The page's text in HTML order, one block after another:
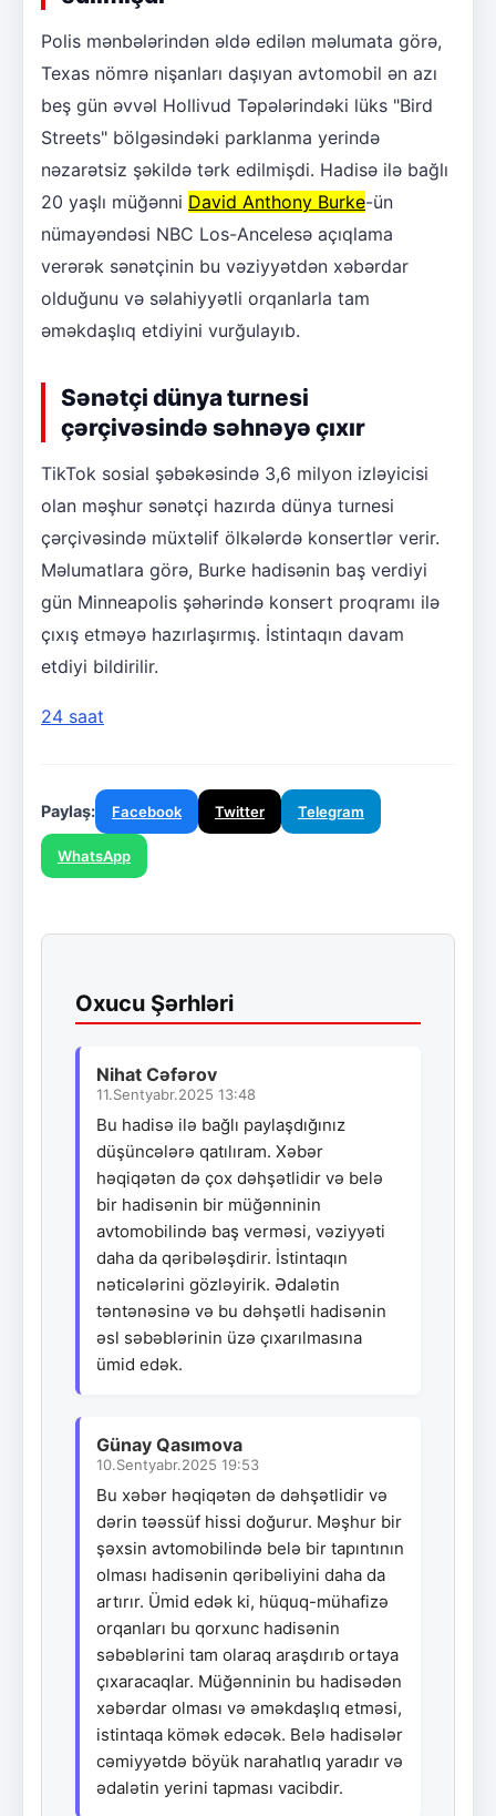
Polis mənbələrindən əldə edilən məlumata görə,
Texas nömrə nişanları daşıyan avtomobil ən azı
beş gün əvvəl Hollivud Təpələrindəki lüks "Bird
Streets" bölgəsindəki parklanma yerində
nəzarətsiz şəkildə tərk edilmişdi. Hadisə ilə bağlı
20 yaşlı müğənni David Anthony Burke-ün
nümayəndəsi NBC Los-Ancelesə açıqlama
verərək sənətçinin bu vəziyyətdən xəbərdar
olduğunu və səlahiyyətli orqanlarla tam
əməkdaşlıq etdiyini vurğulayıb.
Sənətçi dünya turnesi
çərçivəsində səhnəyə çıxır
TikTok sosial şəbəkəsində 3,6 milyon izləyicisi
olan məşhur sənətçi hazırda dünya turnesi
çərçivəsində müxtəlif ölkələrdə konsertlər verir.
Məlumatlara görə, Burke hadisənin baş verdiyi
gün Minneapolis şəhərində konsert proqramı ilə
çıxış etməyə hazırlaşırmış. İstintaqın davam
etdiyi bildirilir.
24 saat
Paylaş: Facebook Twitter Telegram
WhatsApp
Oxucu Şərhləri
Nihat Cəfərov
11.Sentyabr.2025 13:48
Bu hadisə ilə bağlı paylaşdığınız
düşüncələrə qatılıram. Xəbər
həqiqətən də çox dəhşətlidir və belə
bir hadisənin bir müğənninin
avtomobilində baş verməsi, vəziyyəti
daha da qəribələşdirir. İstintaqın
nəticələrini gözləyirik. Ədalətin
təntənəsinə və bu dəhşətli hadisənin
əsl səbəblərinin üzə çıxarılmasına
ümid edək.
Günay Qasımova
10.Sentyabr.2025 19:53
Bu xəbər həqiqətən də dəhşətlidir və
dərin təəssüf hissi doğurur. Məşhur bir
şəxsin avtomobilində belə bir tapıntının
olması hadisənin qəribəliyini daha da
artırır. Ümid edək ki, hüquq-mühafizə
orqanları bu qorxunc hadisənin
səbəblərini tam olaraq araşdırıb ortaya
çıxaracaqlar. Müğənninin bu hadisədən
xəbərdar olması və əməkdaşlıq etməsi,
istintaqa kömək edəcək. Belə hadisələr
cəmiyyətdə böyük narahatlıq yaradır və
ədalətin yerini tapması vacibdir.